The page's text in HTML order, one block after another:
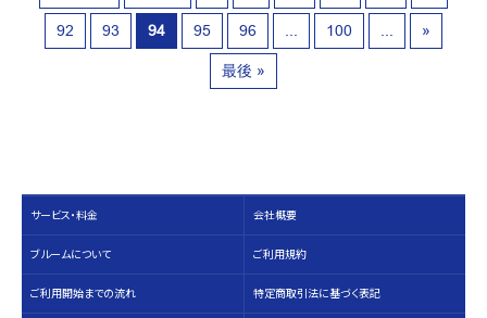
92 93 94 95 96 100 »
最後 »
サービス・料⾦
ブルームについて
ご利用開始までの流れ
会社概要
ご利用規約
特定商取引法に基づく表記